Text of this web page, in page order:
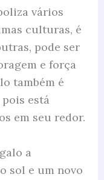
vários
culturas, é
pode ser
e força
também é
está
em seu redor.
a
sol e um novo